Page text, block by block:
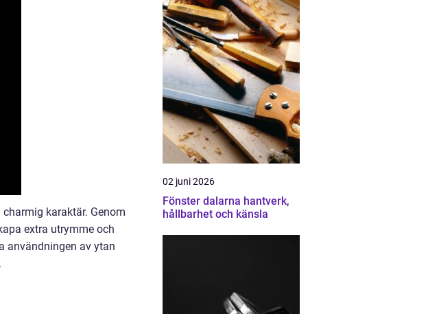
karaktär. Genom
extra utrymme och
användningen av ytan
02 juni 2026
Fönster dalarna hantverk,
hållbarhet och känsla